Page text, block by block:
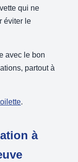
qui ne
éviter le
avec le bon
partout à
.
à